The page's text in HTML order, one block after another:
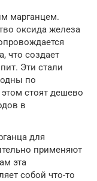
марганцем.
оксида железа
что создает
Эти стали
по
стоят дешево
в
для
применяют
эта
собой что-то